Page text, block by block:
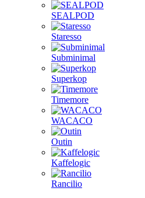
SEALPOD
Staresso
Subminimal
Superkop
Timemore
WACACO
Outin
Kaffelogic
Rancilio